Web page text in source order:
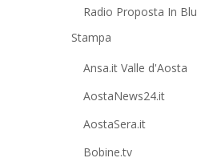
Radio Proposta In Blu
Stampa
Ansa.it Valle d'Aosta
AostaNews24.it
AostaSera.it
Bobine.tv